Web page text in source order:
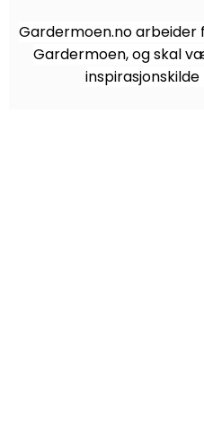
Gardermoen.no arbeider
Gardermoen, og skal